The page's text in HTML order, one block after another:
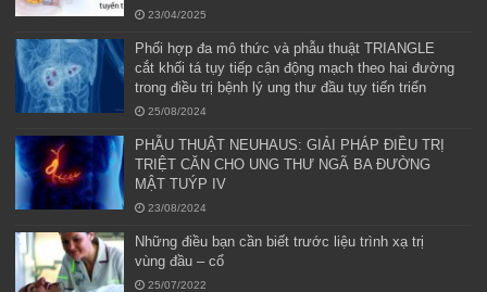
23/04/2025
Phối hợp đa mô thức và phẫu thuật TRIANGLE
cắt khối tá tụy tiếp cận động mạch theo hai đường
trong điều trị bệnh lý ung thư đầu tụy tiến triển
25/08/2024
PHẪU THUẬT NEUHAUS: GIẢI PHÁP ĐIỀU TRỊ
TRIỆT CĂN CHO UNG THƯ NGÃ BA ĐƯỜNG
MẬT TUÝP IV
23/08/2024
Những điều bạn cần biết trước liệu trình xạ trị
vùng đầu – cổ
25/07/2022